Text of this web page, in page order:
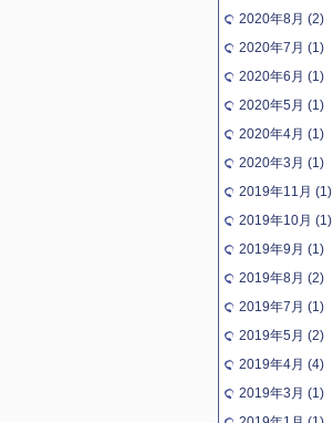
2020年8月 (2)
2020年7月 (1)
2020年6月 (1)
2020年5月 (1)
2020年4月 (1)
2020年3月 (1)
2019年11月 (1)
2019年10月 (1)
2019年9月 (1)
2019年8月 (2)
2019年7月 (1)
2019年5月 (2)
2019年4月 (4)
2019年3月 (1)